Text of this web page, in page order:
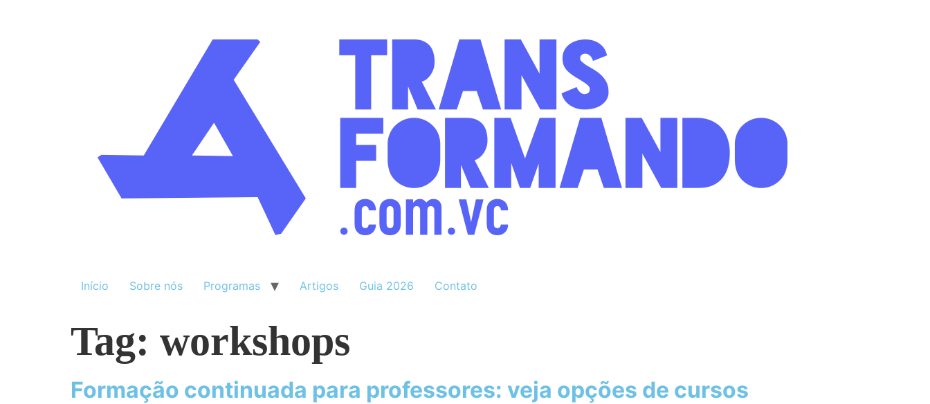
Início Sobre nós Programas Artigos Guia 2026 Contato
Tag: workshops
Formação continuada para professores: veja opções de cursos